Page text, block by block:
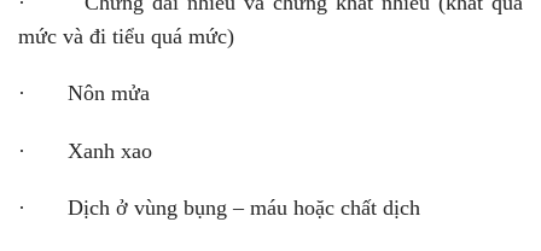
mức và đi tiểu quá mức)
· Nôn mửa
· Xanh xao
· Dịch ở vùng bụng – máu hoặc chất dịch